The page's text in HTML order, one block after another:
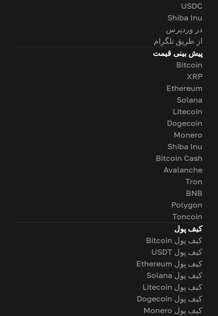
USDC
Shiba Inu
در وردپرس
از طریق تلگرام
پیش بینی قیمت
Bitcoin
XRP
Ethereum
Solana
Litecoin
Dogecoin
Monero
Shiba Inu
Bitcoin Cash
Avalanche
Tron
BNB
Polygon
Toncoin
کیف پول
کیف پول Bitcoin
کیف پول USDT
کیف پول Ethereum
کیف پول Solana
کیف پول Litecoin
کیف پول Dogecoin
کیف پول Monero